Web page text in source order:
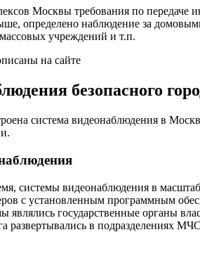
Москвы требования по
определено наблюдение за
учреждений и т.п.
на сайте
безопасного
система видеонаблюдения в
системы видеонаблюдения в
с установленным программным
являлись государственные органы
развертывались в подразделениях